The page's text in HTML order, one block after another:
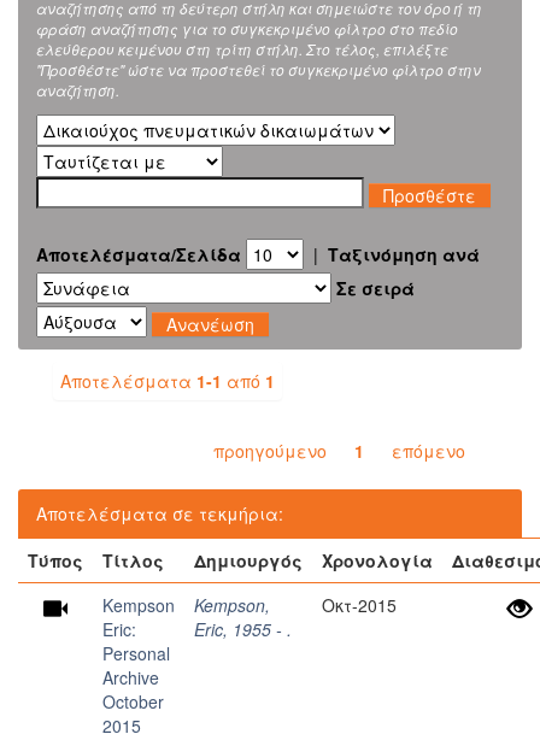
αναζήτησης από τη δεύτερη στήλη και σημειώστε τον όρο ή τη
φράση αναζήτησης για το συγκεκριμένο φίλτρο στο πεδίο
ελεύθερου κειμένου στη τρίτη στήλη. Στο τέλος, επιλέξτε
"Προσθέστε" ώστε να προστεθεί το συγκεκριμένο φίλτρο στην
αναζήτηση.
Αποτελέσματα/Σελίδα | Ταξινόμηση ανά
Σε σειρά
Αποτελέσματα 1-1 από 1
προηγούμενο 1 επόμενο
Αποτελέσματα σε τεκμήρια:
Τύπος
Τίτλος Δημιουργός Χρονολογία
Kempson
Eric:
Personal
Archive
October
2015
Kempson,
Eric, 1955 - .
Οκτ-2015